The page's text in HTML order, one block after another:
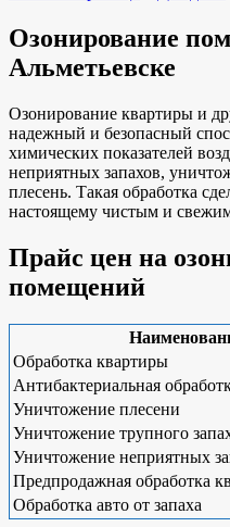
Озонирование
Альметьевске
Озонирование квартиры и
надежный и безопасный
химических показателей
неприятных запахов,
плесень. Такая обработка
настоящему чистым и
Прайс цен на
помещений
Обработка квартиры
Антибактериальная
Уничтожение плесени
Уничтожение трупного
Уничтожение неприятных
Предпродажная обработка
Обработка авто от запаха